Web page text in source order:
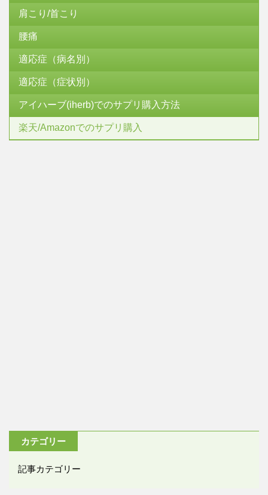
肩こり/首こり
腰痛
適応症（病名別）
適応症（症状別）
アイハーブ(iherb)でのサプリ購入方法
楽天/Amazonでのサプリ購入
カテゴリー
記事カテゴリー